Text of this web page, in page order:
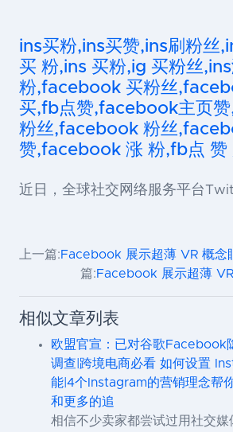
ins买粉,ins买赞,ins刷粉丝
买 粉,ins 买粉,ig 买粉丝
粉,facebook 买粉丝
买,fb点赞,facebook主页
粉丝,facebook 粉丝
赞,facebook 涨 粉,fb点 赞
近日，全球社交网络服务平台
上一篇:Facebook 展示超薄 VR 概念
篇:Facebook 展示超薄
相似文章列表
欧盟官宣：已对谷歌Facebook
调查|跨境电商必看 如何设置
能|4个Instagram的营销理念帮
和更多的追
相信不少卖家都尝试过用社交媒